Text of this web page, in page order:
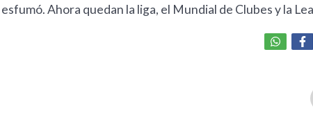
Ahora quedan la liga, el Mundial de Clubes y la